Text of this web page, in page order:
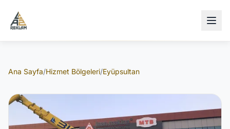
Ana Sayfa/Hizmet Bölgeleri/Eyüpsultan